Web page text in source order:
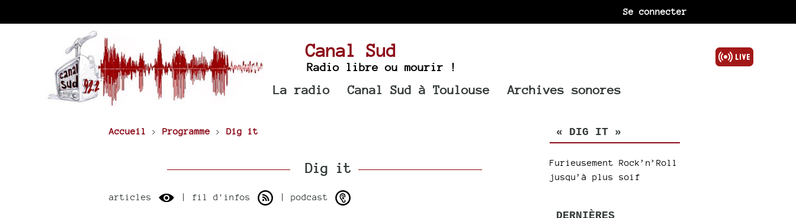
Se connecter
Canal Sud
Radio libre ou mourir !
La radio Canal Sud à Toulouse Archives sonores
Accueil > Programme > Dig it
Dig it
articles | fil d'infos | podcast
« DIG IT »
Furieusement Rock’n’Roll
jusqu’à plus soif
DERNIÈRES